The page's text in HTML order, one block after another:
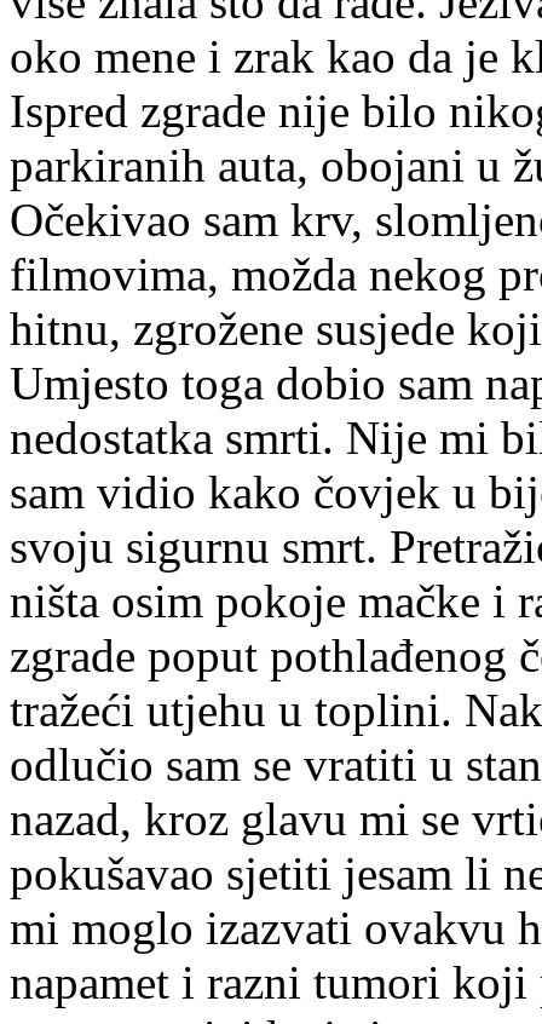
oko mene i zrak kao da je
Ispred zgrade nije bilo
parkiranih auta, obojani u
Očekivao sam krv,
filmovima, možda nekog
hitnu, zgrožene susjede
Umjesto toga dobio sam
nedostatka smrti. Nije mi
sam vidio kako čovjek u
svoju sigurnu smrt.
ništa osim pokoje mačke i
zgrade poput pothlađenog
tražeći utjehu u toplini.
odlučio sam se vratiti u
nazad, kroz glavu mi se
pokušavao sjetiti jesam li
mi moglo izazvati ovakvu
napamet i razni tumori